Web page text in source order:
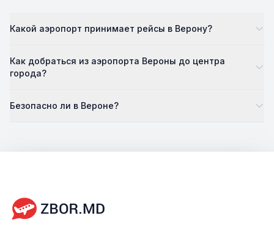
Какой аэропорт принимает рейсы в Верону?
Как добраться из аэропорта Вероны до центра
города?
Безопасно ли в Вероне?